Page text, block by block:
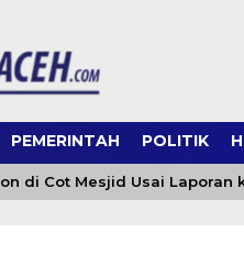
PEMERINTAH POLITIK
di Cot Mesjid Usai Laporan ke